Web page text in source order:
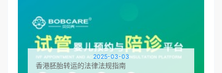
2025-03-03
香港胚胎转运的法律法规指南